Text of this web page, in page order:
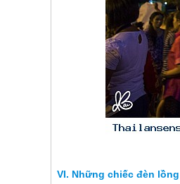
Những chiếc đèn